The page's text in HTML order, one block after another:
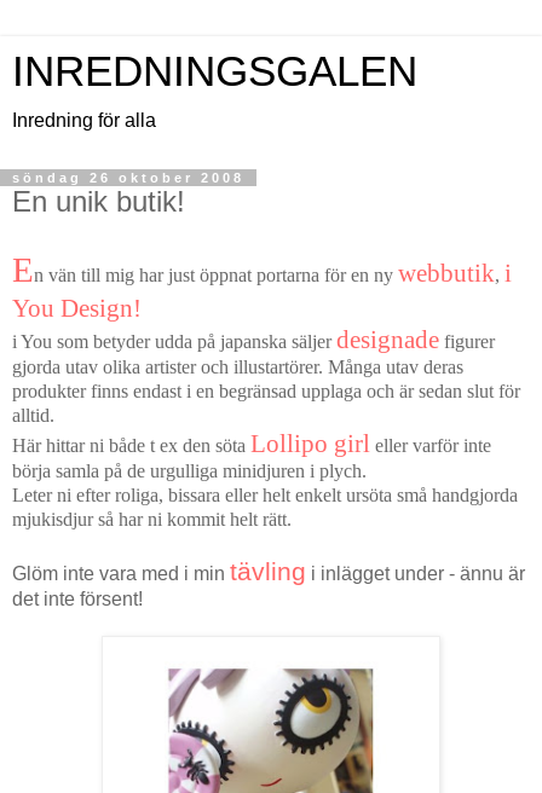
INREDNINGSGALEN
Inredning för alla
söndag 26 oktober 2008
En unik butik!
En vän till mig har just öppnat portarna för en ny webbutik, i
You Design!
i You som betyder udda på japanska säljerdesignade figurer
gjorda utav olika artister och illustartörer. Många utav deras
produkter finns endast i en begränsad upplaga och är sedan slut för
alltid.
Här hittar ni både t ex den söta Lollipo girl eller varför inte
börja samla på de urgulliga minidjuren i plych.
Leter ni efter roliga, bissara eller helt enkelt ursöta små handgjorda
mjukisdjur så har ni kommit helt rätt.
Glöm inte vara med i min tävling i inlägget under - ännu är
det inte försent!